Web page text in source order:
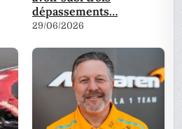
dépassements…
29/06/2026